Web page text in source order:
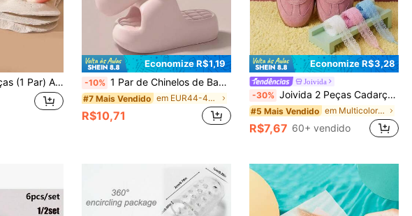
para Palmilha de Salto Alto 7,3*7,3cm, Inserções Autoadesivas para Sapatos, Adequadas para Viagens, Esportes, Atividades ao Ar Livre, Versão Reforçada Disponível
Economize R$1,19
-10% 1 Par de Chinelos de Banheiro com Sola Grossa de EVA Antiderrapante, Cor Sólida, Estilo Unissex ou de Casal, Cor Macaron Suave, Estilo Minimalista Creme Luxuoso, Adequado para Uso Doméstico, Varanda, Piscina ou Praia
#7 Mais Vendido em EUR44-45 Chinelos de casa
R$10,71
Economize R$3,28
Joivida
-30% Joivida 2 Peças Cadarços de Renda, Acessórios Fofos de Estilo Balé, Cadarços de Renda de Seda Preta e Branca, Sapato, Escolhas de Primavera e Verão, Presentes para Damas de Honra, Quarto, Decoração de Quarto, Praia, Viagem, Para Homens, Para Mulheres, Férias, Coisas Fofas, Presente do Dia das Mães, Decoração de Quarto, Jardim, Decoração de Cozinha, Verão, Praia, Essenciais de Viagem, Decoração de Quarto, Macio, Formatura, Sapateira, Organizador de Armazenamento, Ao Ar Livre, Jardim, Essencial de Viagem, Portátil, Essencial de Praia, Temporada de Formatura, Cerimônia de Formatura, Presente de Formatura, Parabéns Formando, Parabéns Graduado, Valedictorian, Terminar a Escola, Festa de Formatura
#5 Mais Vendido em Multicolorido Acessórios para sapatos
R$7,67 60+ vendido